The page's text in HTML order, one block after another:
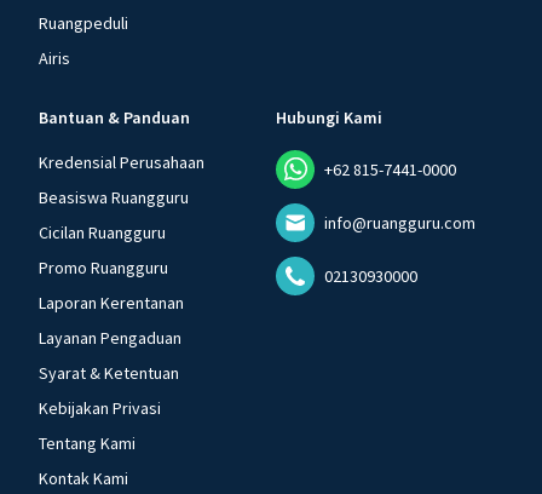
Ruangpeduli
Airis
Bantuan & Panduan
Kredensial Perusahaan
Beasiswa Ruangguru
Cicilan Ruangguru
Promo Ruangguru
Laporan Kerentanan
Layanan Pengaduan
Syarat & Ketentuan
Kebijakan Privasi
Tentang Kami
Kontak Kami
Hubungi Kami
+62 815-7441-0000
info@ruangguru.com
02130930000